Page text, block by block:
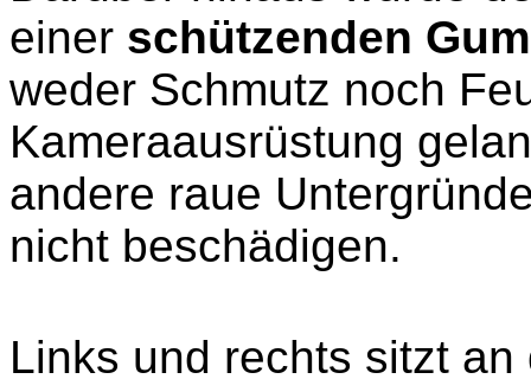
einer schützenden
weder Schmutz noch
Kameraausrüstung
andere raue
nicht beschädigen.
Links und rechts sitzt